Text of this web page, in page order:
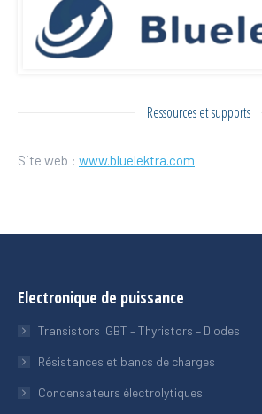
Ressources et supports
Site web : www.bluelektra.com
Electronique de puissance
Transistors IGBT – Thyristors – Diodes
Résistances et bancs de charges
Condensateurs électrolytiques